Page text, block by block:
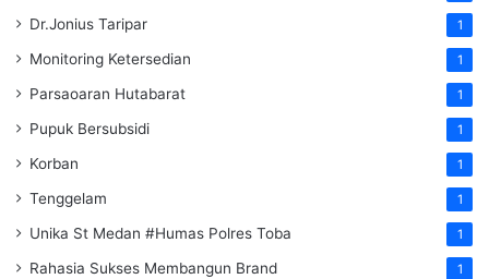
Dr.Jonius Taripar 1
Monitoring Ketersedian 1
Parsaoaran Hutabarat 1
Pupuk Bersubsidi 1
Korban 1
Tenggelam 1
Unika St Medan #Humas Polres Toba 1
Rahasia Sukses Membangun Brand 1